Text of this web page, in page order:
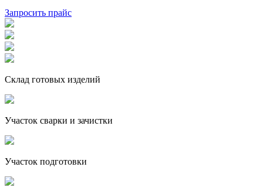
Запросить прайс
Склад готовых изделий
Участок сварки и зачистки
Участок подготовки